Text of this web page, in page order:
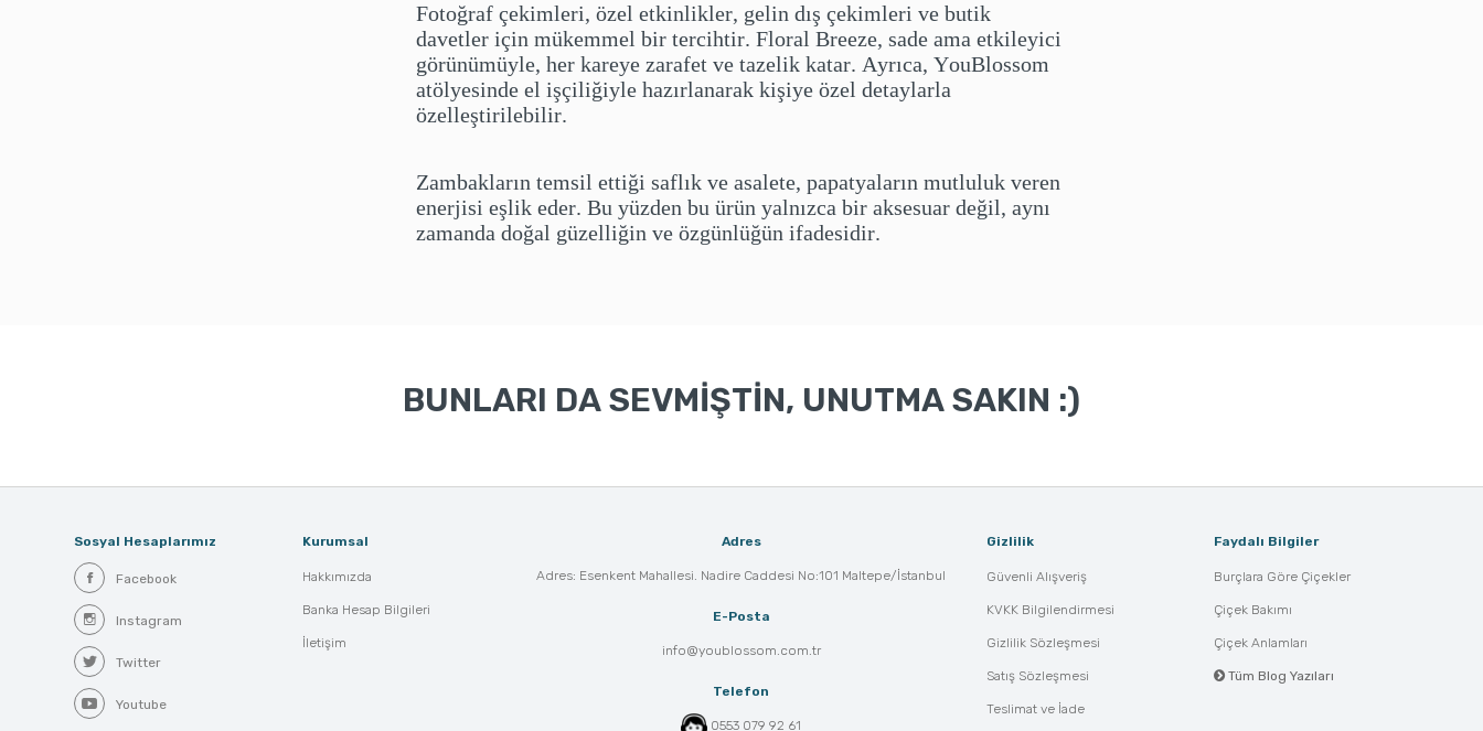
Fotoğraf çekimleri, özel etkinlikler, gelin dış çekimleri ve butik
davetler için mükemmel bir tercihtir. Floral Breeze, sade ama etkileyici
görünümüyle, her kareye zarafet ve tazelik katar. Ayrıca, YouBlossom
atölyesinde el işçiliğiyle hazırlanarak kişiye özel detaylarla
özelleştirilebilir.
Zambakların temsil ettiği saflık ve asalete, papatyaların mutluluk veren
enerjisi eşlik eder. Bu yüzden bu ürün yalnızca bir aksesuar değil, aynı
zamanda doğal güzelliğin ve özgünlüğün ifadesidir.
BUNLARI DA SEVMİŞTİN, UNUTMA SAKIN :)
Sosyal Hesaplarımız
Facebook
Instagram
Twitter
Youtube
Kurumsal
Hakkımızda
Banka Hesap Bilgileri
İletişim
Adres
Adres: Esenkent Mahallesi. Nadire Caddesi No:101 Maltepe/İstanbul
E-Posta
info@youblossom.com.tr
Telefon
0553 079 92 61
Gizlilik
Güvenli Alışveriş
KVKK Bilgilendirmesi
Gizlilik Sözleşmesi
Satış Sözleşmesi
Teslimat ve İade
Faydalı Bilgiler
Burçlara Göre Çiçekler
Çiçek Bakımı
Çiçek Anlamları
Tüm Blog Yazıları